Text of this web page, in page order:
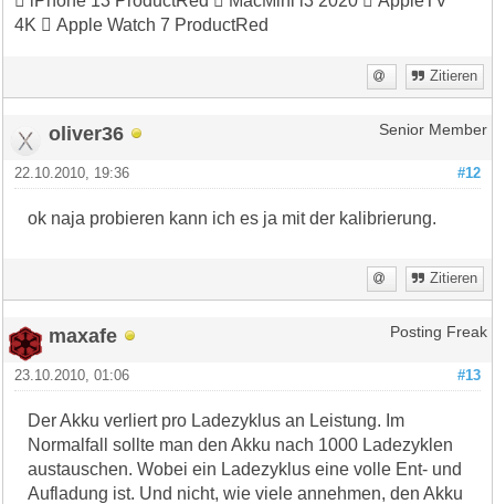
4K  Apple Watch 7 ProductRed
Zitieren
oliver36 Senior Member
#12
22.10.2010, 19:36
ok naja probieren kann ich es ja mit der kalibrierung.
Zitieren
maxafe Posting Freak
#13
23.10.2010, 01:06
Der Akku verliert pro Ladezyklus an Leistung. Im
Normalfall sollte man den Akku nach 1000 Ladezyklen
austauschen. Wobei ein Ladezyklus eine volle Ent- und
Aufladung ist. Und nicht, wie viele annehmen, den Akku